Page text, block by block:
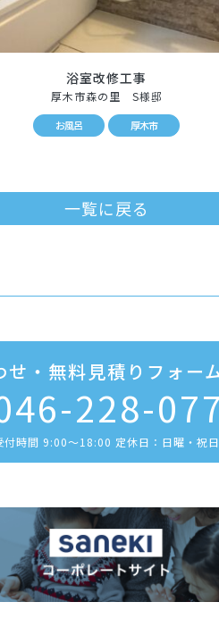
浴室改修工事
厚木市森の里 S様邸
お風呂 厚木市
一覧に戻る
せ・無料見積りフォー
228-
付時間 9:00〜18:00 定休日：日曜・祝日